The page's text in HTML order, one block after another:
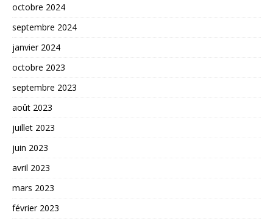
octobre 2024
septembre 2024
janvier 2024
octobre 2023
septembre 2023
août 2023
juillet 2023
juin 2023
avril 2023
mars 2023
février 2023